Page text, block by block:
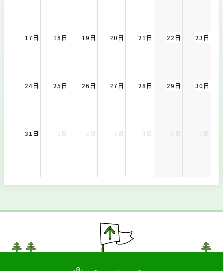
17日 18日 19日 20日 21日 22日 23日
24日 25日 26日 27日 28日 29日 30日
31日